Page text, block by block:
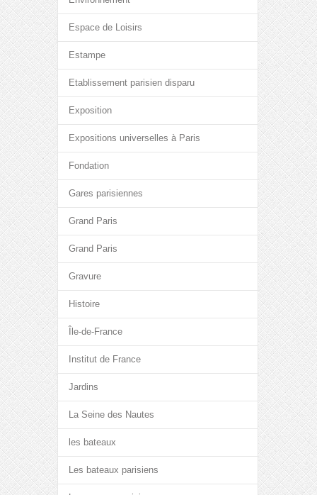
Espace de Loisirs
Estampe
Etablissement parisien disparu
Exposition
Expositions universelles à Paris
Fondation
Gares parisiennes
Grand Paris
Grand Paris
Gravure
Histoire
Île-de-France
Institut de France
Jardins
La Seine des Nautes
les bateaux
Les bateaux parisiens